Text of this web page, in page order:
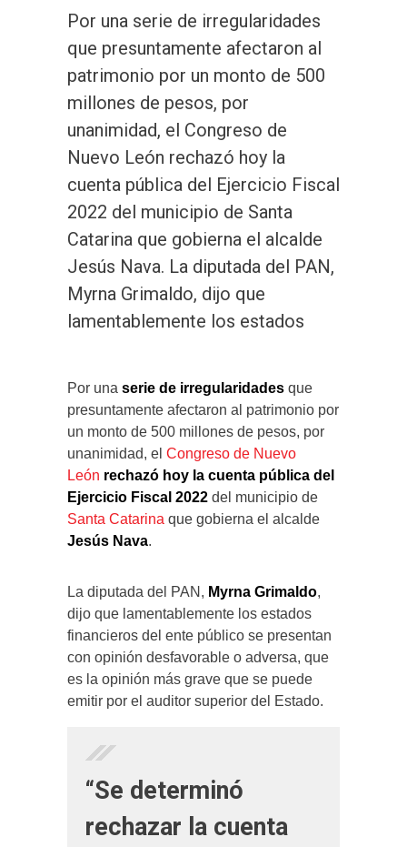
Por una serie de irregularidades
que presuntamente afectaron al
patrimonio por un monto de 500
millones de pesos, por
unanimidad, el Congreso de
Nuevo León rechazó hoy la
cuenta pública del Ejercicio Fiscal
2022 del municipio de Santa
Catarina que gobierna el alcalde
Jesús Nava. La diputada del PAN,
Myrna Grimaldo, dijo que
lamentablemente los estados
Por una serie de irregularidades que
presuntamente afectaron al patrimonio por
un monto de 500 millones de pesos, por
unanimidad, el Congreso de Nuevo
León rechazó hoy la cuenta pública del
Ejercicio Fiscal 2022 del municipio de
Santa Catarina que gobierna el alcalde
Jesús Nava.
La diputada del PAN, Myrna Grimaldo,
dijo que lamentablemente los estados
financieros del ente público se presentan
con opinión desfavorable o adversa, que
es la opinión más grave que se puede
emitir por el auditor superior del Estado.
“Se determinó
rechazar la cuenta